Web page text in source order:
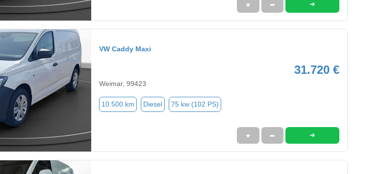
★ ➦ ➜
VW Caddy Maxi
31.720 €
Weimar, 99423
10.500 km Diesel 75 kw (102 PS)
★ ➦ ➜